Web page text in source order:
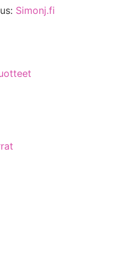
Simonj.fi